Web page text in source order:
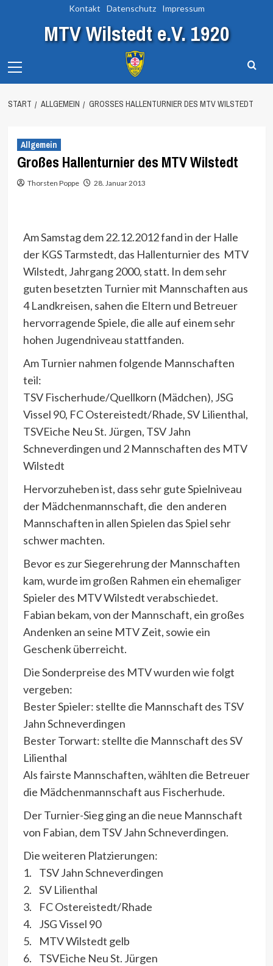
Kontakt Datenschutz Impressum
MTV Wilstedt e.V. 1920
Menu
START ALLGEMEIN GROSSES HALLENTURNIER DES MTV WILSTEDT
Allgemein
Großes Hallenturnier des MTV Wilstedt
Thorsten Poppe 28. Januar 2013
Am Samstag dem 22.12.2012 fand in der Halle
der KGS Tarmstedt, das Hallenturnier des MTV
Wilstedt, Jahrgang 2000, statt. In dem sehr
guten besetzten Turnier mit Mannschaften aus
4 Landkreisen, sahen die Eltern und Betreuer
hervorragende Spiele, die alle auf einem sehr
hohen Jugendniveau stattfanden.
Am Turnier nahmen folgende Mannschaften
teil:
TSV Fischerhude/Quellkorn (Mädchen), JSG
Vissel 90, FC Ostereistedt/Rhade, SV Lilienthal,
TSVEiche Neu St. Jürgen, TSV Jahn
Schneverdingen und 2 Mannschaften des MTV
Wilstedt
Hervorzuheben ist, dass sehr gute Spielniveau
der Mädchenmannschaft, die den anderen
Mannschaften in allen Spielen das Spiel sehr
schwer machten.
Bevor es zur Siegerehrung der Mannschaften
kam, wurde im großen Rahmen ein ehemaliger
Spieler des MTV Wilstedt verabschiedet.
Fabian bekam, von der Mannschaft, ein großes
Andenken an seine MTV Zeit, sowie ein
Geschenk überreicht.
Die Sonderpreise des MTV wurden wie folgt
vergeben:
Bester Spieler: stellte die Mannschaft des TSV
Jahn Schneverdingen
Bester Torwart: stellte die Mannschaft des SV
Lilienthal
Als fairste Mannschaften, wählten die Betreuer
die Mädchenmannschaft aus Fischerhude.
Der Turnier-Sieg ging an die neue Mannschaft
von Fabian, dem TSV Jahn Schneverdingen.
Die weiteren Platzierungen:
1. TSV Jahn Schneverdingen
2. SV Lilienthal
3. FC Ostereistedt/Rhade
4. JSG Vissel 90
5. MTV Wilstedt gelb
6. TSVEiche Neu St. Jürgen